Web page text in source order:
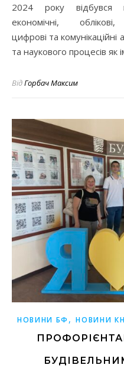
2024 року відбувся
економічні, облікові,
цифрові та комунікаційні
та наукового процесів як
ВідГорбач Максим
НОВИНИ БФ ,НОВИНИ